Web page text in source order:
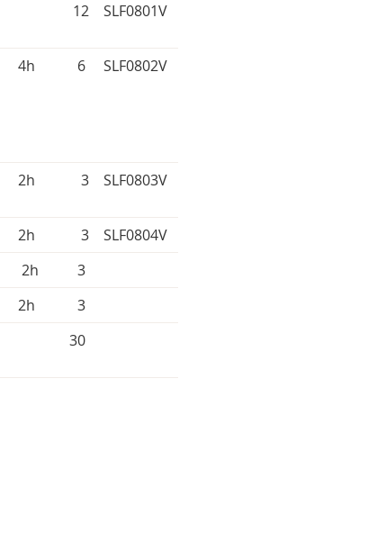
12 SLF0801V
4h 6 SLF0802V
2h 3 SLF0803V
2h 3
SLF0804V
2h
3
2h
3
30